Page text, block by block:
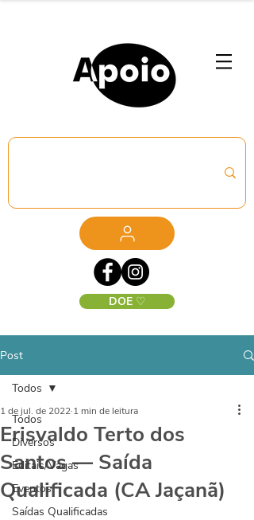
DOE ♡
Post
Todos
Diversos
Editais/Vagas
Eventos
Saídas Qualificadas
Todos
Erisvaldo Terto dos
Santos — Saída
Qualificada (CA Jaçanã)
1 de jul. de 2022 1 min de leitura